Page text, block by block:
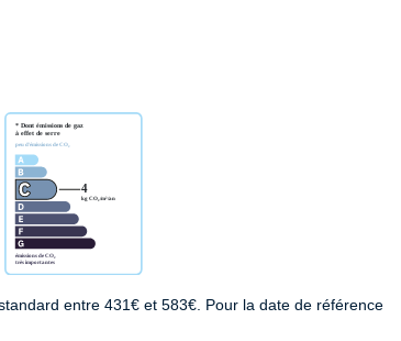
entre 431€ et 583€. Pour la date de référence